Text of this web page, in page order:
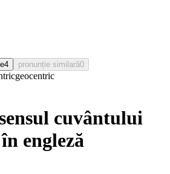
4 pronunție similară0
geocentric
cuvântului
engleză